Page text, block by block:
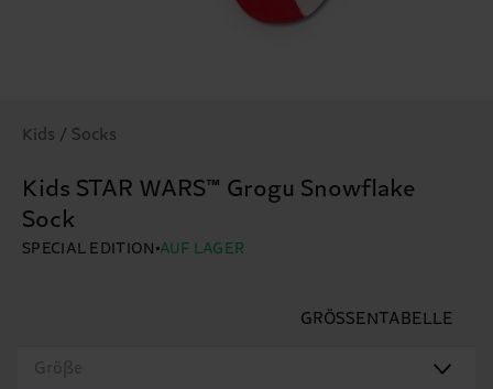
Kids / Socks
Kids STAR WARS™ Grogu Snowflake
Sock
SPECIAL EDITION AUF LAGER
GRÖSSENTABELLE
Größe